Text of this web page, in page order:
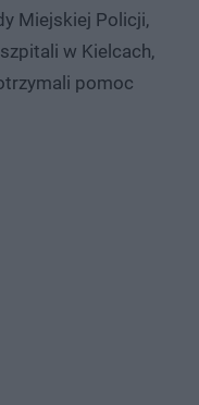
Miejskiej Policji,
w Kielcach,
pomoc